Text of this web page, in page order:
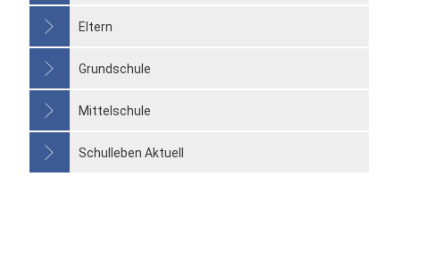
Eltern
Grundschule
Mittelschule
Schulleben Aktuell